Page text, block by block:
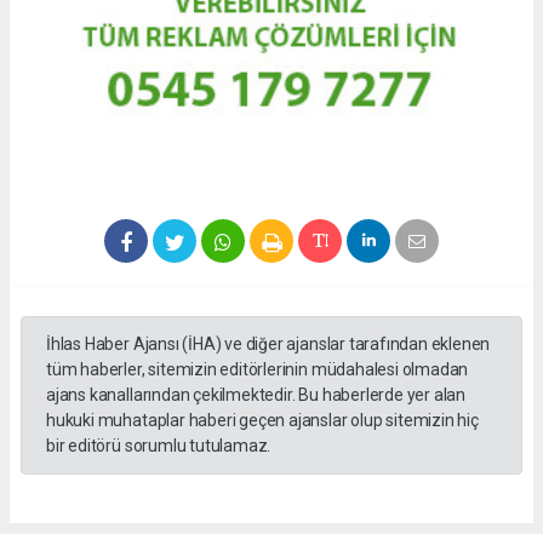
İhlas Haber Ajansı (İHA) ve diğer ajanslar tarafından eklenen
tüm haberler, sitemizin editörlerinin müdahalesi olmadan
ajans kanallarından çekilmektedir. Bu haberlerde yer alan
hukuki muhataplar haberi geçen ajanslar olup sitemizin hiç
bir editörü sorumlu tutulamaz.